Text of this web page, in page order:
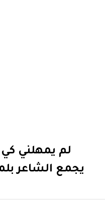
لم يمهلني
يجمع الشاعر